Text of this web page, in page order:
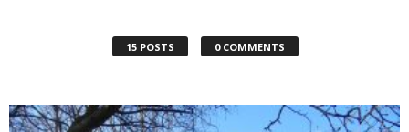
15 POSTS 0 COMMENTS